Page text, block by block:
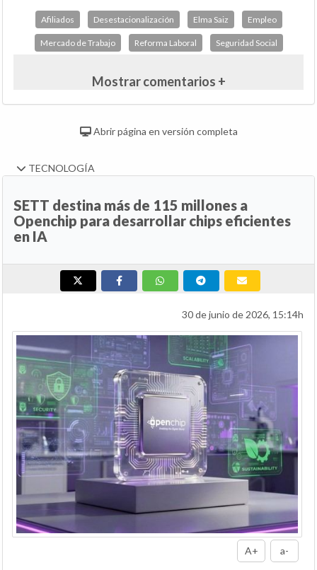
Afiliados Desestacionalización Elma Saiz Empleo
Mercado de Trabajo Reforma Laboral Seguridad Social
Mostrar comentarios +
Abrir página en versión completa
TECNOLOGÍA
SETT destina más de 115 millones a
Openchip para desarrollar chips eficientes
en IA
30 de junio de 2026, 15:14h
A+ a-